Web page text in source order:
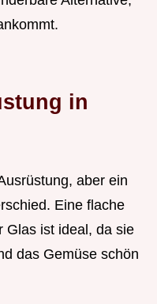
in
aber ein
Eine flache
Glas ist ideal, da sie
das Gemüse schön